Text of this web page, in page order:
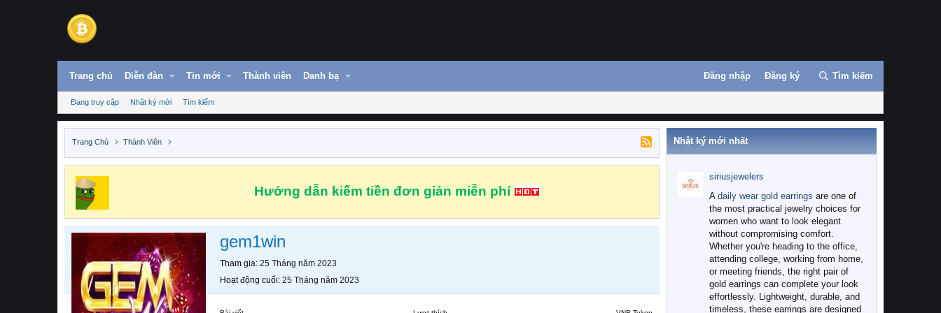
Trang chủ Diễn đàn Tin mới Thành viên Danh bạ Đăng nhập Đăng ký Tìm kiếm
Đang truy cập Nhật ký mới Tìm kiếm
Trang Chủ Thành Viên
Hướng dẫn kiếm tiền đơn giản miễn phí
gem1win
Tham gia 25 Tháng năm 2023
Hoạt động cuối 25 Tháng năm 2023
Nhật ký mới nhất
siriusjewelers
A daily wear gold earrings are one of
the most practical jewelry choices for
women who want to look elegant
without compromising comfort.
Whether you're heading to the office,
attending college, working from home,
or meeting friends, the right pair of
gold earrings can complete your look
effortlessly. Lightweight, durable, and
timeless, these earrings are designed